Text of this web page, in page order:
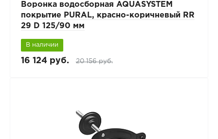
Воронка водосборная AQUASYSTEM
покрытие PURAL, красно-коричневый RR
29 D 125/90 мм
В наличии
16 124 руб. 20 156 руб.